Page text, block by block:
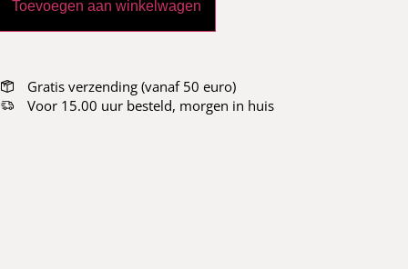
Toevoegen aan winkelwagen
Gratis verzending (vanaf 50 euro)
Voor 15.00 uur besteld, morgen in huis